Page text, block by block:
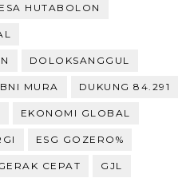
HUTABOLON
DOLOKSANGGUL
MURA DUKUNG 84.291
EKONOMI GLOBAL
ESG GOZERO%
CEPAT GJL